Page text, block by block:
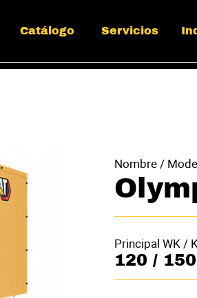
Catálogo Servicios
Nombre /
Principal WK /
120 / 150